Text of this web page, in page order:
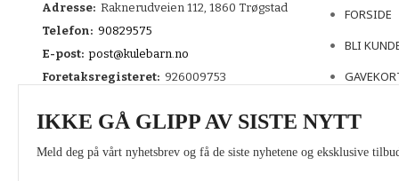
Adresse: Raknerudveien 112, 1860 Trøgstad
Telefon: 90829575
E-post: post@kulebarn.no
Foretaksregisteret: 926009753
FORSIDE
BLI
IKKE GÅ GLIPP AV SISTE NYTT
Meld deg på vårt nyhetsbrev og få de siste nyhetene og eksklusive